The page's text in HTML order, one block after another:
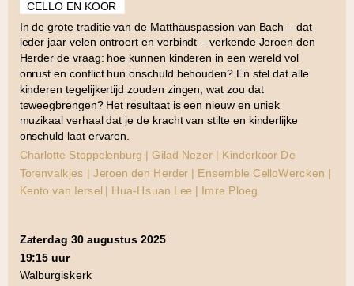
CELLO EN KOOR
In de grote traditie van de Matthäuspassion van Bach – dat
ieder jaar velen ontroert en verbindt – verkende Jeroen den
Herder de vraag: hoe kunnen kinderen in een wereld vol
onrust en conflict hun onschuld behouden? En stel dat alle
kinderen tegelijkertijd zouden zingen, wat zou dat
teweegbrengen? Het resultaat is een nieuw en uniek
muzikaal verhaal dat je de kracht van stilte en kinderlijke
onschuld laat ervaren.
Charlotte Stoppelenburg | Gilad Nezer | Kinderkoor De
Torenvalkjes | Jeroen den Herder | Ensemble CelloWercken |
Kento van Iersel | Hua-Hsuan Lee | Imre Ploeg
zaterdag 30 augustus 2025
19:15 uur
Walburgiskerk